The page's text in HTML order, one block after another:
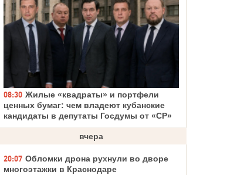
08:30 Жилые «квадраты» и портфели
ценных бумаг: чем владеют кубанские
кандидаты в депутаты Госдумы от «СР»
вчера
20:07 Обломки дрона рухнули во дворе
многоэтажки в Краснодаре